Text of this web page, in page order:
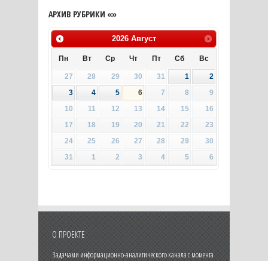
АРХИВ РУБРИКИ «»
2026 Август
Пн Вт Ср Чт Пт Сб Вс
27 28 29 30 31 1
2
3
4 5 6 7 8
9
10
11 12 13 14 15
16
17
18 19 20 21 22
23
24
25 26 27 28 29
30
31
1 2 3 4 5 6
О ПРОЕКТЕ
Задачами информационно-аналитического канала с момента